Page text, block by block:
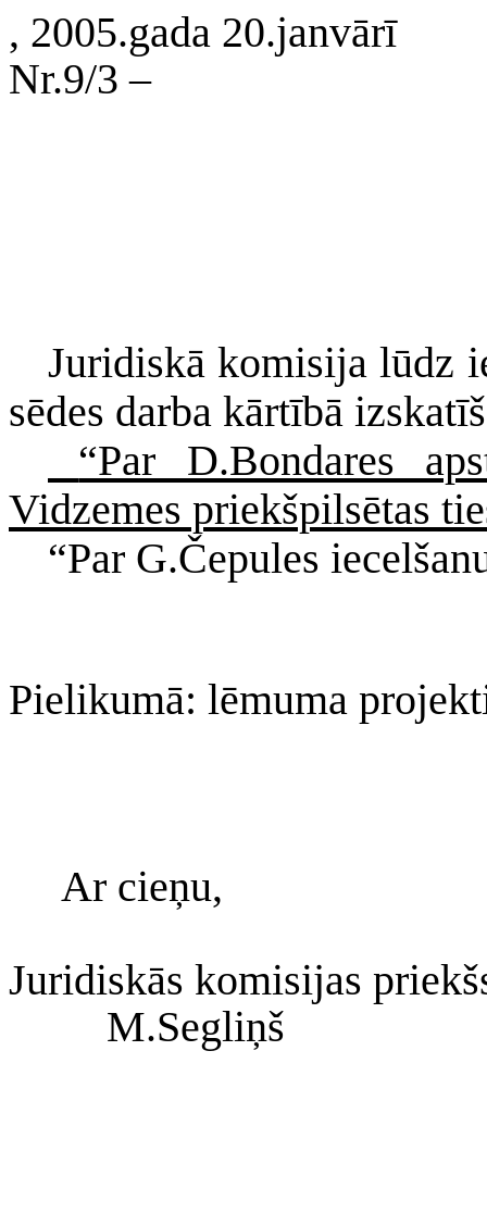
, 2005.gada 20.janvārī
Nr.9/3 –
Juridiskā komisija lūdz
sēdes darba kārtībā
“Par D.Bondares
Vidzemes priekšpilsētas
“Par G.Čepules
Pielikumā: lēmuma
Ar cieņu,
Juridiskās komisijas
M.Segliņš